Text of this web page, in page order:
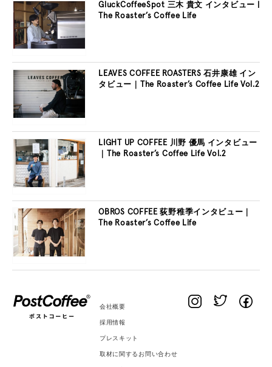
GluckCoffeeSpot 三木 貴文 インタビュー |
The Roaster’s Coffee Life
LEAVES COFFEE ROASTERS 石井康雄 イン
タビュー｜The Roaster’s Coffee Life Vol.2
LIGHT UP COFFEE 川野 優馬 インタビュー
｜The Roaster’s Coffee Life Vol.2
OBROS COFFEE 荻野稚季インタビュー｜
The Roaster’s Coffee Life
会社概要
採用情報
プレスキット
取材に関するお問い合わせ